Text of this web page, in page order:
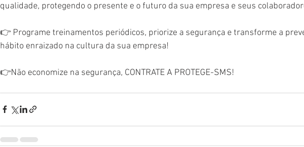
qualidade, protegendo o presente e o futuro da sua empresa e seus
👉 Programe treinamentos periódicos, priorize a segurança e transforme a
hábito enraizado na cultura da sua empresa!
👉Não economize na segurança, CONTRATE A PROTEGE-SMS!